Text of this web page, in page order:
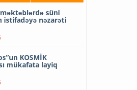
süni
istifadəyə nəzarəti
KOSMİK
mükafata layiq